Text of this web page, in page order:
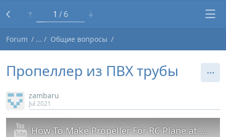
1 6
Forum Общие вопросы
Пропеллер из ПВХ трубы
zambaru
Jul 2021
How To Make Propeller For RC Plane at Home | Homemade Drone Propeller